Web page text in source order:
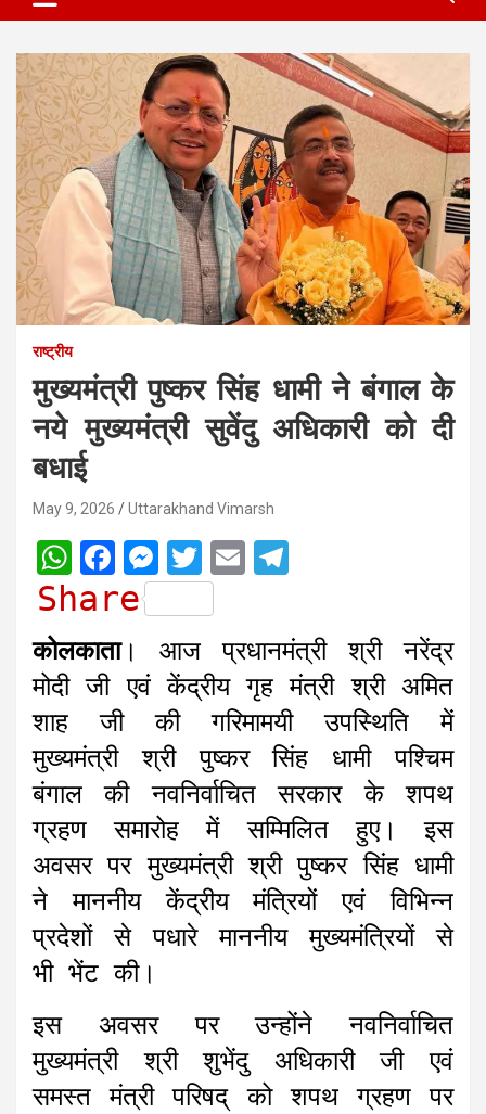
राष्ट्रीय
मुख्यमंत्री पुष्कर सिंह धामी ने बंगाल के
नये मुख्यमंत्री सुवेंदु अधिकारी को दी
बधाई
May 9, 2026 Uttarakhand Vimarsh
W
h
t
s
p
p
F
a
e
b
o
o
k
M
e
s
s
e
n
g
e
r
T
w
i
t
t
e
r
E
i
l
l
e
g
r
a
m
Share
कोलकाता। आज प्रधानमंत्री श्री नरेंद्र
मोदी जी एवं केंद्रीय गृह मंत्री श्री अमित
शाह जी की गरिमामयी उपस्थिति में
मुख्यमंत्री श्री पुष्कर सिंह धामी पश्चिम
बंगाल की नवनिर्वाचित सरकार के शपथ
ग्रहण समारोह में सम्मिलित हुए। इस
अवसर पर मुख्यमंत्री श्री पुष्कर सिंह धामी
ने माननीय केंद्रीय मंत्रियों एवं विभिन्न
प्रदेशों से पधारे माननीय मुख्यमंत्रियों से
भी भेंट की।
इस अवसर पर उन्होंने नवनिर्वाचित
मुख्यमंत्री श्री शुभेंदु अधिकारी जी एवं
समस्त मंत्री परिषद् को शपथ ग्रहण पर